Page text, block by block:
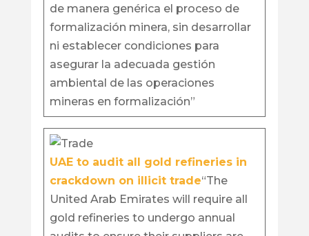
de manera genérica el proceso de
formalización minera, sin desarrollar
ni establecer condiciones para
asegurar la adecuada gestión
ambiental de las operaciones
mineras en formalización”
UAE to audit all gold refineries in
crackdown on illicit trade“The
United Arab Emirates will require all
gold refineries to undergo annual